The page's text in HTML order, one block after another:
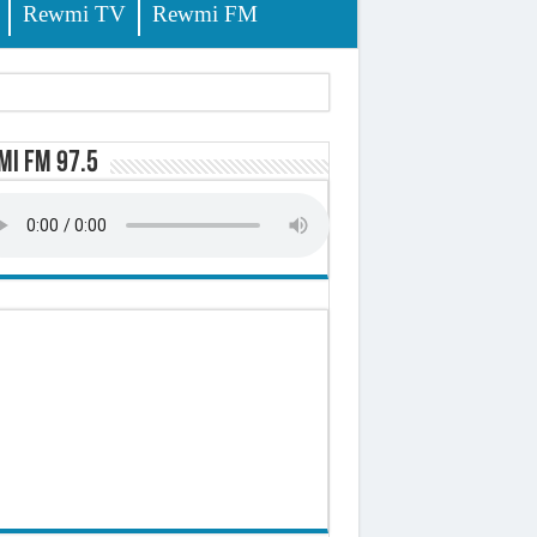
Rewmi TV Rewmi FM
et sociale du Sénégal
FM 97.5